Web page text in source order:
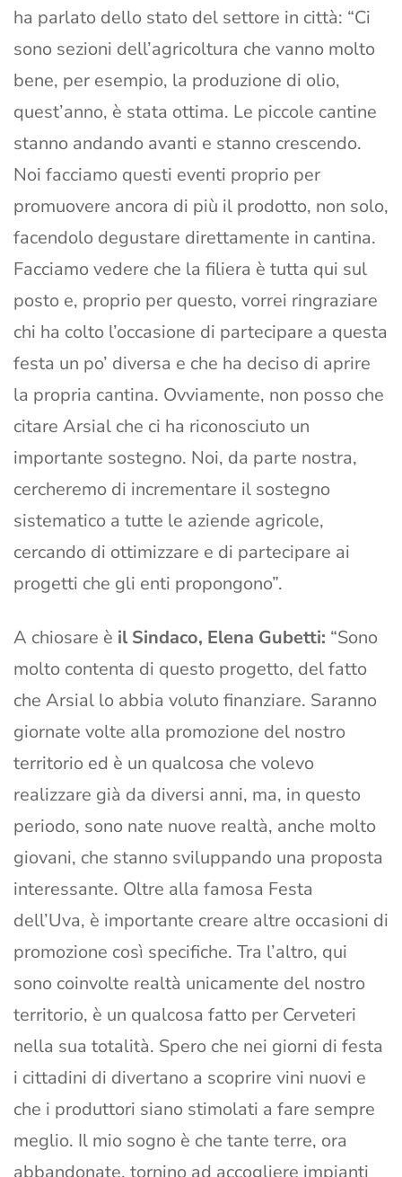
ha parlato dello stato del settore in città: “Ci
sono sezioni dell’agricoltura che vanno molto
bene, per esempio, la produzione di olio,
quest’anno, è stata ottima. Le piccole cantine
stanno andando avanti e stanno crescendo.
Noi facciamo questi eventi proprio per
promuovere ancora di più il prodotto, non solo,
facendolo degustare direttamente in cantina.
Facciamo vedere che la filiera è tutta qui sul
posto e, proprio per questo, vorrei ringraziare
chi ha colto l’occasione di partecipare a questa
festa un po’ diversa e che ha deciso di aprire
la propria cantina. Ovviamente, non posso che
citare Arsial che ci ha riconosciuto un
importante sostegno. Noi, da parte nostra,
cercheremo di incrementare il sostegno
sistematico a tutte le aziende agricole,
cercando di ottimizzare e di partecipare ai
progetti che gli enti propongono”.
A chiosare è il Sindaco, Elena Gubetti: “Sono
molto contenta di questo progetto, del fatto
che Arsial lo abbia voluto finanziare. Saranno
giornate volte alla promozione del nostro
territorio ed è un qualcosa che volevo
realizzare già da diversi anni, ma, in questo
periodo, sono nate nuove realtà, anche molto
giovani, che stanno sviluppando una proposta
interessante. Oltre alla famosa Festa
dell’Uva, è importante creare altre occasioni di
promozione così specifiche. Tra l’altro, qui
sono coinvolte realtà unicamente del nostro
territorio, è un qualcosa fatto per Cerveteri
nella sua totalità. Spero che nei giorni di festa
i cittadini di divertano a scoprire vini nuovi e
che i produttori siano stimolati a fare sempre
meglio. Il mio sogno è che tante terre, ora
abbandonate, tornino ad accogliere impianti